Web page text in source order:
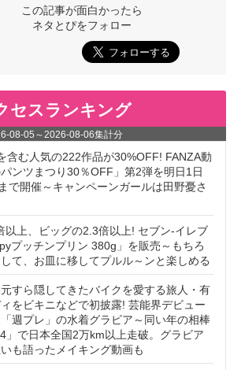
この記事が面白かったら
ネタとぴをフォロー
セスランキング
08-05 ～2026-08-06集計分
含む人気の222作品が30%OFF! FANZA動
ンツまつり30％OFF」第2弾を明日1日
で開催～キャンペーンガールは田野憂さ
以上、ビッグの2.3倍以上! セブン‐イレブ
プッチンプリン 380g」を販売～もちろ
て、お皿に移してプルル～ンと楽しめる
すら隠してきたバイクを愛する旅人・有
をビキニなどで初披露! 芸能界デビュー
週プレ」の水着グラビア～同い年の相棒
」で日本全国2万km以上走破。グラビア
も語ったメイキング動画も